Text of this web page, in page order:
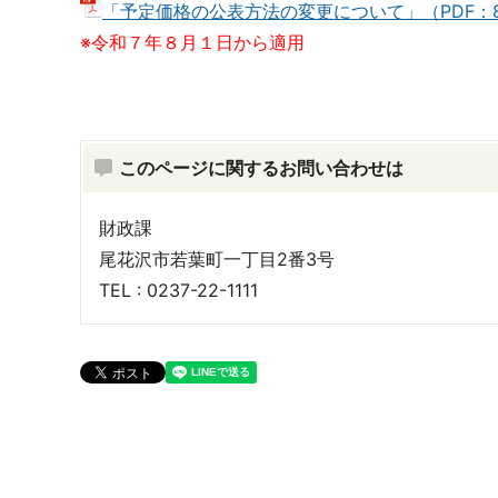
「予定価格の公表方法の変更について」（PDF
※令和７年８月１日から適用
このページに関するお問い合わせは
財政課
尾花沢市若葉町一丁目2番3号
TEL : 0237-22-1111